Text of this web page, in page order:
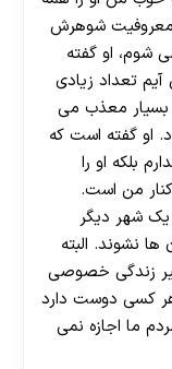
معروفیت شوهرش
او گفته
تعداد زیادی
بسیار معذب می
او گفته است که
بلکه او را
من است.
شهر دیگر
نشوند. البته
زندگی خصوصی
کسی دوست دارد
ما اجازه نمی